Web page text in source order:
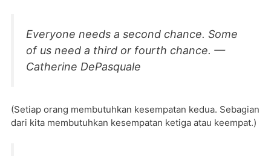
Everyone needs a second chance. Some
of us need a third or fourth chance. —
Catherine DePasquale
(Setiap orang membutuhkan kesempatan kedua. Sebagian
dari kita membutuhkan kesempatan ketiga atau keempat.)